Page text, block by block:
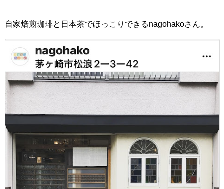
自家焙煎珈琲と日本茶でほっこりできるnagohakoさん。